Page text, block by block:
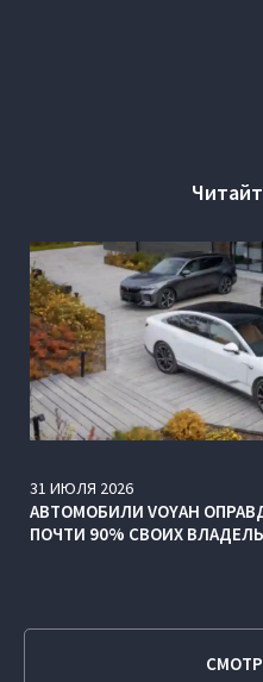
31 ИЮЛЯ 2026
АВТОМОБИЛИ VOYAH
ПОЧТИ 90% СВОИХ